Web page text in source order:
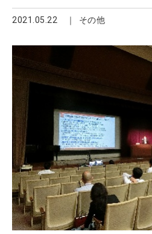
2021.05.22 その他